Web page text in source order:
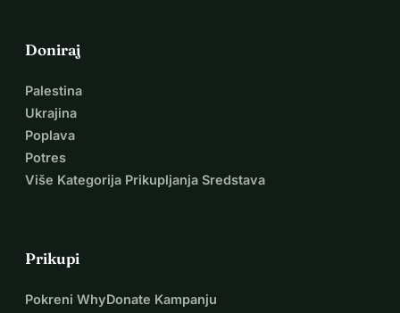
Atelier).
3. Član tima: Frans Leidelmeijer iz Amsterdama, poznati
nizozemski stručnjak za primijenjenu umjetnost, posebno u
4. Savjetnik: Han Hodes iz Hengela, kipar.
Doniraj
Palestina
Ukrajina
Poplava
Potres
Više Kategorija Prikupljanja Sredstava
Prikupi
Pokreni WhyDonate Kampanju